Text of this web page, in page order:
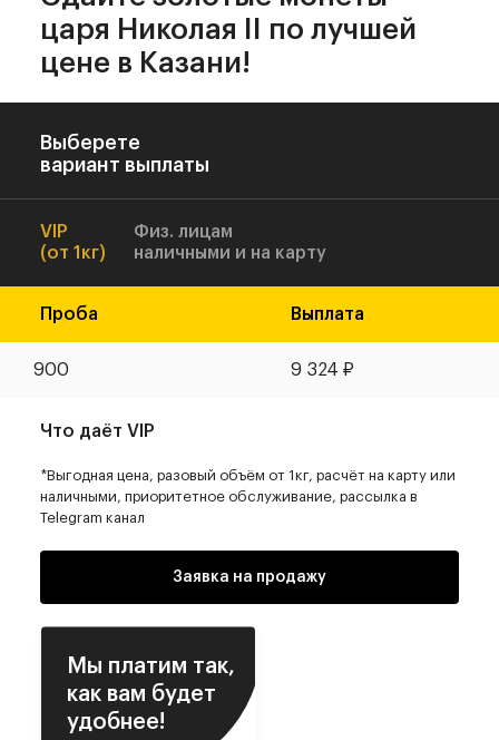
царя Николая II
по лучшей
цене в Казани!
Выберете
вариант выплаты
VIP
(от 1кг)
Физ. лицам
наличными и на карту
Проба Выплата
900 9 324 ₽
Что даёт VIP
*Выгодная цена, разовый объём от 1кг, расчёт на карту или
наличными, приоритетное обслуживание, рассылка в
Telegram канал
Заявка на продажу
Мы платим так,
как вам будет
удобнее!